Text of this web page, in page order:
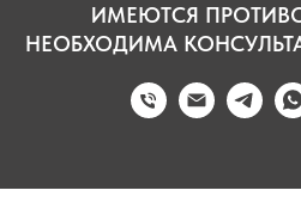
ИМЕЮТСЯ
НЕОБХОДИМА